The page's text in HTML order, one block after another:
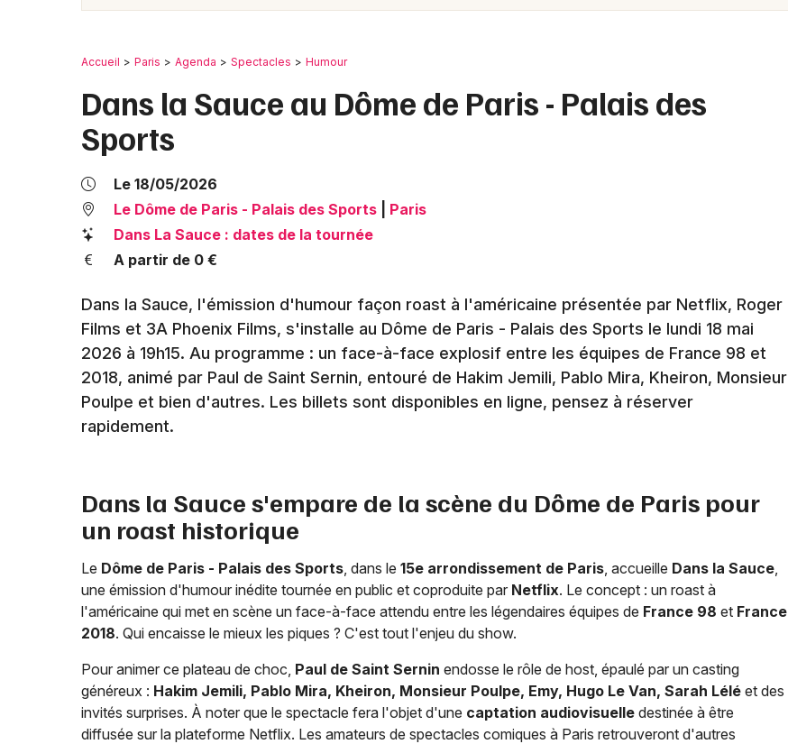
Humour à Paris
Humour en Ile de France
Artistes en tournée
Magazine à Paris
Mulhouse
Nice
Accueil Paris Agenda Spectacles Humour
Dans la Sauce au Dôme de Paris - Palais des
Sports
Le 18/05/2026
Le Dôme de Paris - Palais des Sports
Paris
Dans La Sauce : dates de la tournée
A partir de 0 €
Dans la Sauce, l'émission d'humour façon roast à l'américaine présentée par Netflix, Roger
Films et 3A Phoenix Films, s'installe au Dôme de Paris - Palais des Sports le lundi 18 mai
2026 à 19h15. Au programme : un face-à-face explosif entre les équipes de France 98 et
2018, animé par Paul de Saint Sernin, entouré de Hakim Jemili, Pablo Mira, Kheiron, Monsieur
Poulpe et bien d'autres. Les billets sont disponibles en ligne, pensez à réserver
rapidement.
Dans la Sauce s'empare de la scène du Dôme de Paris pour
un roast historique
Le Dôme de Paris - Palais des Sports, dans le 15e arrondissement de Paris, accueille Dans la Sauce,
une émission d'humour inédite tournée en public et coproduite par Netflix. Le concept : un roast à
l'américaine qui met en scène un face-à-face attendu entre les légendaires équipes de France 98 et France
2018. Qui encaisse le mieux les piques ? C'est tout l'enjeu du show.
Pour animer ce plateau de choc, Paul de Saint Sernin endosse le rôle de host, épaulé par un casting
généreux : Hakim Jemili, Pablo Mira, Kheiron, Monsieur Poulpe, Emy, Hugo Le Van, Sarah Lélé et des
invités surprises. À noter que le spectacle fera l'objet d'une captation audiovisuelle destinée à être
diffusée sur la plateforme Netflix. Les amateurs de spectacles comiques à Paris retrouveront d'autres